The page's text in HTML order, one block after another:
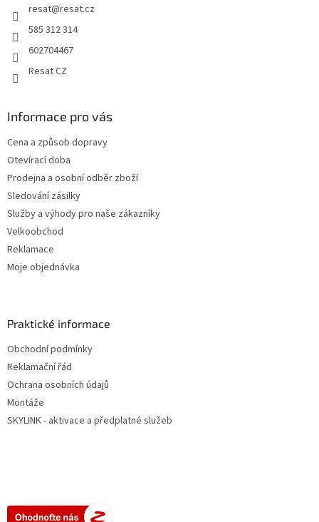
resat@resat.cz
585 312 314
602704467
Resat CZ
Informace pro vás
Cena a způsob dopravy
Otevírací doba
Prodejna a osobní odběr zboží
Sledování zásilky
Služby a výhody pro naše zákazníky
Velkoobchod
Reklamace
Moje objednávka
Praktické informace
Obchodní podmínky
Reklamační řád
Ochrana osobních údajů
Montáže
SKYLINK - aktivace a předplatné služeb